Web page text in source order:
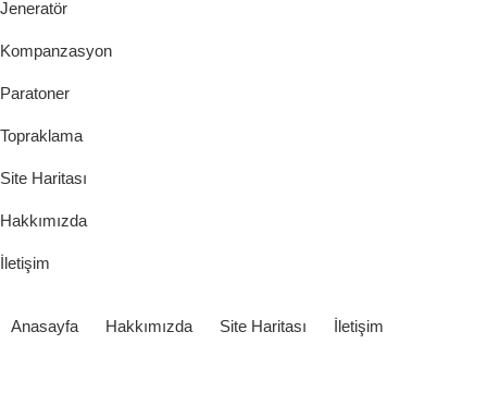
Jeneratör
Kompanzasyon
Paratoner
Topraklama
Site Haritası
Hakkımızda
İletişim
Anasayfa Hakkımızda Site Haritası İletişim